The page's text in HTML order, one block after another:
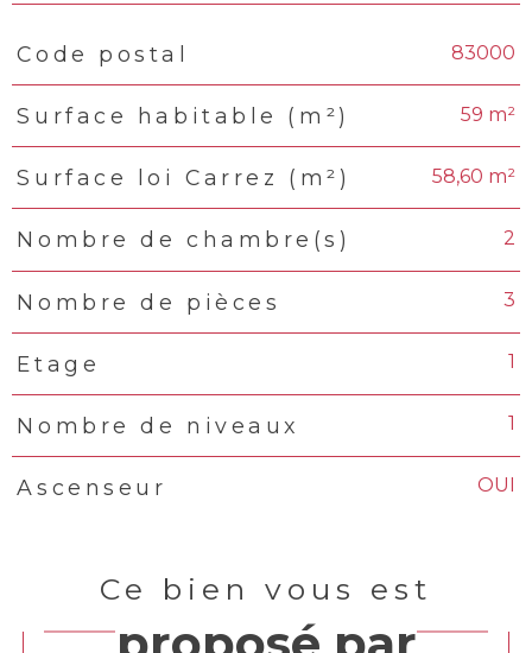
TRAD_PAMPERO_Caracteristique
Code postal 83000
Surface habitable (m²) 59 m²
Surface loi Carrez (m²) 58,60 m²
Nombre de chambre(s) 2
Nombre de pièces 3
Etage 1
Nombre de niveaux 1
Ascenseur OUI
Ce bien vous est